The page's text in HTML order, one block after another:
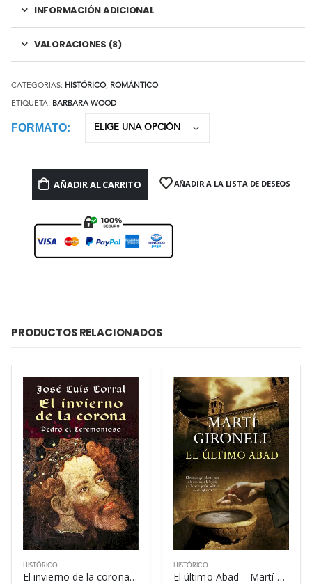
INFORMACIÓN ADICIONAL
VALORACIONES (8)
CATEGORÍAS: HISTÓRICO, ROMÁNTICO
ETIQUETA: BARBARA WOOD
FORMATO
AÑADIR AL CARRITO AÑADIR A LA LISTA DE DESEOS
PRODUCTOS RELACIONADOS
HISTÓRICO
El invierno de la corona – José Luis Corral
HISTÓRICO
El último Abad – Martí Gironell